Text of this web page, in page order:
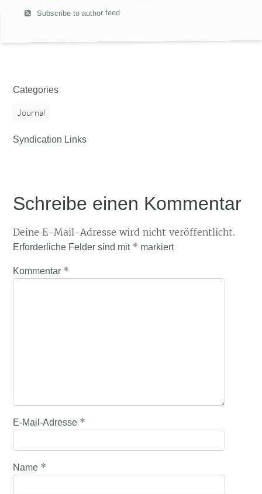
Subscribe to author feed
Categories
Journal
Syndication Links
Schreibe einen Kommentar
Deine E-Mail-Adresse wird nicht veröffentlicht.
Erforderliche Felder sind mit * markiert
Kommentar *
E-Mail-Adresse *
Name *